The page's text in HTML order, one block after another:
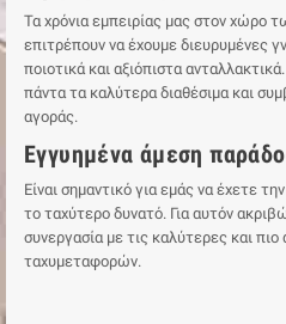
Τα χρόνια εμπειρίας μας στον χώρο
επιτρέπουν να έχουμε διευρυμένες
ποιοτικά και αξιόπιστα
πάντα τα καλύτερα διαθέσιμα και
αγοράς.
Εγγυημένα άμεση
Είναι σημαντικό για εμάς να έχετε
το ταχύτερο δυνατό. Για αυτόν
συνεργασία με τις καλύτερες και πιο
ταχυμεταφορών.